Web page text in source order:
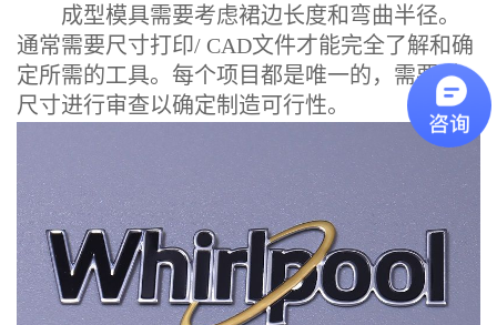
成型模具需要考虑裙边长度和弯曲半径。
通常需要尺寸打印/ CAD文件才能完全了解和确
定所需的工具。每个项目都是唯一的，需要对
尺寸进行审查以确定制造可行性。